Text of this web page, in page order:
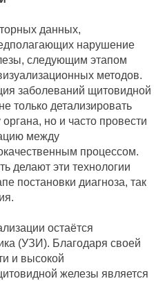
данных,
нарушение
следующим этапом
методов.
заболеваний щитовидной
только детализировать
но и часто провести
между
процессом.
делают эти технологии
постановки диагноза, так
остаётся
(УЗИ). Благодаря своей
и высокой
железы является